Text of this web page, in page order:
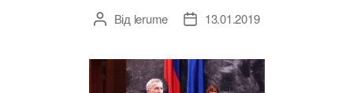
Автор
Від lerume
Дата13.01.2019